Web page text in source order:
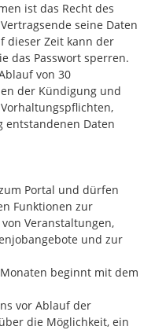
ist das Recht des
seine Daten
dieser Zeit kann der
das Passwort sperren.
von 30
der Kündigung und
entstandenen Daten
Portal und dürfen
Funktionen zur
Veranstaltungen,
und zur
beginnt mit dem
vor Ablauf der
die Möglichkeit, ein